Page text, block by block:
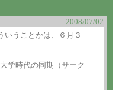
2008/07/02
いうことかは、６月３
学時代の同期（サーク